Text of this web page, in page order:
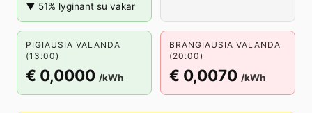
▼ 51% lyginant su vakar
PIGIAUSIA VALANDA
(13:00)
€ 0,0000 /kWh
BRANGIAUSIA VALANDA
(20:00)
€ 0,0070 /kWh